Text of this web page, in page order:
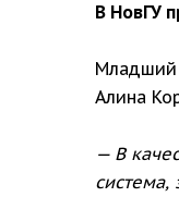
В НовГУ
Младший
Алина
— В